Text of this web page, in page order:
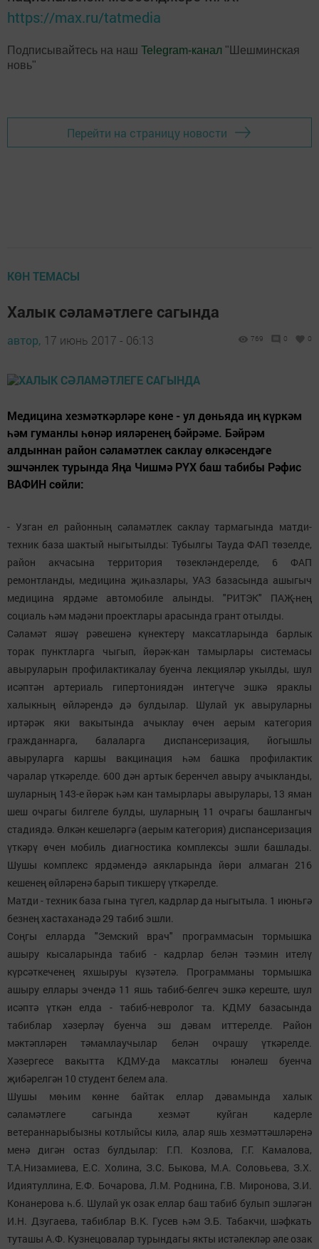
https://max.ru/tatmedia
Подписывайтесь на наш Telegram-канал "Шешминская
новь"
Перейти на страницу новости
КӨН ТЕМАСЫ
Халык сәламәтлеге сагында
автор, 17 июнь 2017 - 06:13 769 0 0
Медицина хезмәткәрләре көне - ул дөньяда иң күркәм
һәм гуманлы һөнәр ияләренең бәйрәме. Бәйрәм
алдыннан район сәламәтлек саклау өлкәсендәге
эшчәнлек турында Яңа Чишмә РҮХ баш табибы Рәфис
ВАФИН сөйли:
- Узган ел районның сәламәтлек саклау тармагында матди-
техник база шактый ныгытылды: Тубылгы Тауда ФАП төзелде,
район акчасына территория төзекләндерелде, 6 ФАП
ремонтланды, медицина җиһазлары, УАЗ базасында ашыгыч
медицина ярдәме автомобиле алынды. "РИТЭК" ПАҖ-нең
социаль һәм мәдәни проектлары арасында грант отылды.
Сәламәт яшәү рәвешенә күнектерү максатларында барлык
торак пунктларга чыгып, йөрәк-кан тамырлары системасы
авыруларын профилактикалау буенча лекцияләр укылды, шул
исәптән артериаль гипертониядән интегүче эшкә яраклы
халыкның өйләрендә дә булдылар. Шулай ук авыруларны
иртәрәк яки вакытында ачыклау өчен аерым категория
гражданнарга, балаларга диспансеризация, йогышлы
авыруларга каршы вакцинация һәм башка профилактик
чаралар үткәрелде. 600 дән артык беренчел авыру ачыкланды,
шуларның 143-е йөрәк һәм кан тамырлары авырулары, 13 яман
шеш очрагы билгеле булды, шуларның 11 очрагы башлангыч
стадиядә. Өлкән кешеләргә (аерым категория) диспансеризация
үткәрү өчен мобиль диагностика комплексы эшли башлады.
Шушы комплекс ярдәмендә аякларында йөри алмаган 216
кешенең өйләренә барып тикшерү үткәрелде.
Матди - техник база гына түгел, кадрлар да ныгытыла. 1 июньгә
безнең хастаханәдә 29 табиб эшли.
Соңгы елларда "Земский врач" программасын тормышка
ашыру кысаларында табиб - кадрлар белән тәэмин ителү
күрсәткеченең яхшыруы күзәтелә. Программаны тормышка
ашыру еллары эчендә 11 яшь табиб-белгеч эшкә кереште, шул
исәптә үткән елда - табиб-невролог та. КДМУ базасында
табиблар хәзерләү буенча эш дәвам иттерелде. Район
мәктәпләрен тәмамлаучылар белән очрашу үткәрелде.
Хәзергесе вакытта КДМУ-да максатлы юнәлеш буенча
җибәрелгән 10 студент белем ала.
Шушы мөһим көнне байтак еллар дәвамында халык
сәламәтлеге сагында хезмәт куйган кадерле
ветераннарыбызны котлыйсы килә, алар яшь хезмәттәшләренә
менә дигән остаз булдылар: Г.П. Козлова, Г.Г. Камалова,
Т.А.Низамиева, Е.С. Холина, З.С. Быкова, М.А. Соловьева, З.Х.
Идиятуллина, Е.Ф. Бочарова, Л.М. Роднина, Г.В. Миронова, З.И.
Конанерова һ.б. Шулай ук озак еллар баш табиб булып эшләгән
И.Н. Дзугаева, табиблар В.К. Гусев һәм Э.Б. Табакчи, шәфкать
туташы А.Ф. Кузнецовалар турындагы якты истәлекләр әле озак